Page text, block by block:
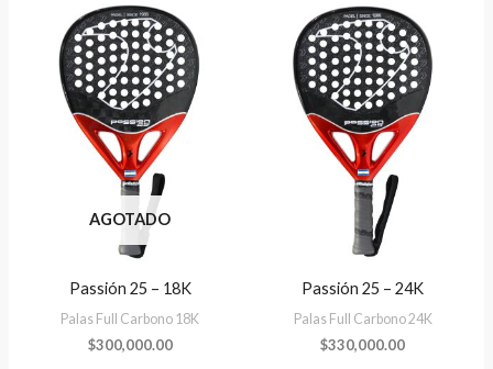
AGOTADO
Passión 25 – 18K
Palas Full Carbono 18K
$300,000.00
Passión 25 – 24K
Palas Full Carbono 24K
$330,000.00